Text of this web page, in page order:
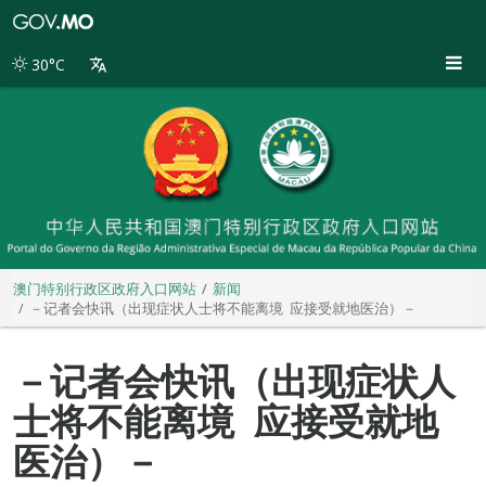
别
30°C
澳门特别行政区政府入口网站
新闻
－记者会快讯（出现症状人士将不能离境 应接受就地医治）－
－记者会快讯（出现症状人
士将不能离境 应接受就地
医治）－